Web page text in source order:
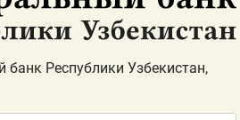
Республики Узбекистан,